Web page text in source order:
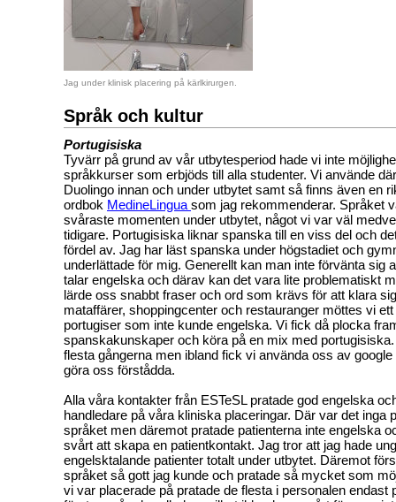
Jag under klinisk placering på kärlkirurgen.
Språk och kultur
Portugisiska
Tyvärr på grund av vår utbytesperiod hade vi inte
språkkurser som erbjöds till alla studenter. Vi använde
Duolingo innan och under utbytet samt så finns även en
ordbok MedineLingua som jag rekommenderar. Språket
svåraste momenten under utbytet, något vi var väl
tidigare. Portugisiska liknar spanska till en viss del och
fördel av. Jag har läst spanska under högstadiet och
underlättade för mig. Generellt kan man inte förvänta sig
talar engelska och därav kan det vara lite problematiskt
lärde oss snabbt fraser och ord som krävs för att klara
mataffärer, shoppingcenter och restauranger möttes vi
portugiser som inte kunde engelska. Vi fick då plocka
spanskakunskaper och köra på en mix med
flesta gångerna men ibland fick vi använda oss av
göra oss förstådda.
Alla våra kontakter från ESTeSL pratade god engelska
handledare på våra kliniska placeringar. Där var det inga
språket men däremot pratade patienterna inte engelska
svårt att skapa en patientkontakt. Jag tror att jag hade
engelsktalande patienter totalt under utbytet. Däremot
språket så gott jag kunde och pratade så mycket som
vi var placerade på pratade de flesta i personalen endast